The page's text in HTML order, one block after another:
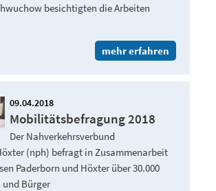
besichtigten die Arbeiten
mehr erfahren
09.04.2018
Mobilitätsbefragung 2018
Der Nahverkehrsverbund
(nph) befragt in Zusammenarbeit
Paderborn und Höxter über 30.000
und Bürger